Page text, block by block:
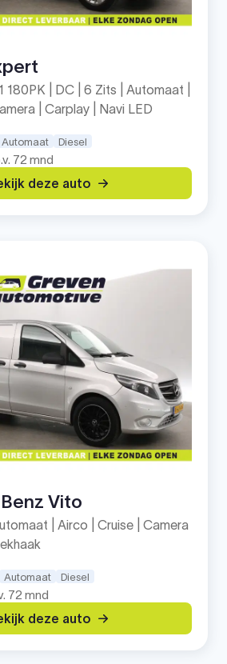
180PK | DC | 6 Zits | Automaat |
| Carplay | Navi LED
Automaat Diesel
72 mnd
deze auto
Vito
| Airco | Cruise | Camera
Automaat Diesel
72 mnd
deze auto